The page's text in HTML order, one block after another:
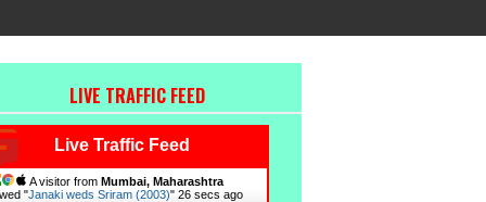
LIVE TRAFFIC FEED
Live Traffic Feed
A visitor from Mumbai, Maharashtra
"Janaki weds Sriram (2003)" 27 secs ago